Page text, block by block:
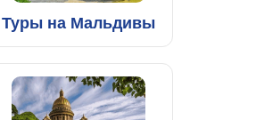
Туры на Мальдивы